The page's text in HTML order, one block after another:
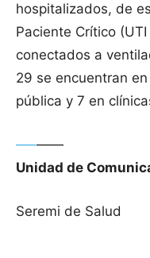
hospitalizados, de
Paciente Crítico
conectados a
29 se encuentran
pública y 7 en
—–——
Unidad de
Seremi de Salud